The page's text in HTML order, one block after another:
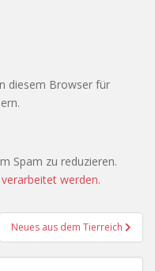
diesem Browser für
Spam zu reduzieren.
werden.
Neues aus dem Tierreich